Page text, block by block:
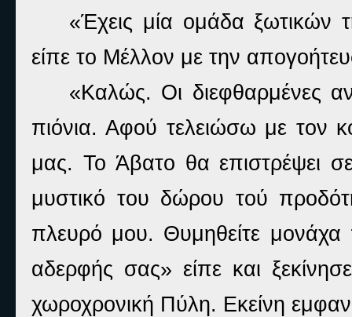
«Έχεις μία ομάδα ξωτικών
είπε το Μέλλον με την
«Καλώς. Οι διεφθαρμένες
πιόνια. Αφού τελειώσω με τον
μας. Το Άβατο θα επιστρέψει
μυστικό του δώρου τού
πλευρό μου. Θυμηθείτε μονάχα
αδερφής σας» είπε και
χωροχρονική Πύλη. Εκείνη